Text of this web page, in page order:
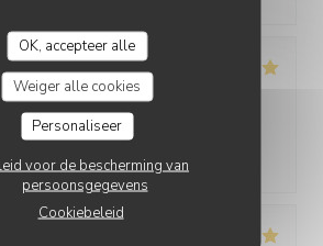
OK, accepteer alle
Weiger alle cookies
Personaliseer
voor de bescherming van
persoonsgegevens
Cookiebeleid
- Gasten 6
:5/5 Keuken: